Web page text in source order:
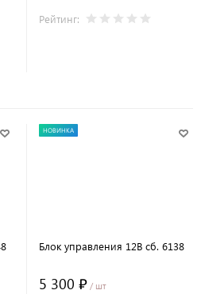
Рейтинг:
НОВИНКА
Блок управления 12В сб. 6138
5 300 ₽ / шт